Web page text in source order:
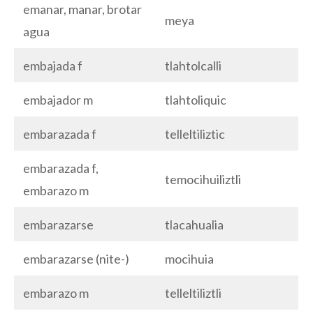
emanar, manar, brotar
agua
meya
embajada f tlahtolcalli
embajador m tlahtoliquic
embarazada f telleltiliztic
embarazada f,
embarazo m
temocihuiliztli
embarazarse tlacahualia
embarazarse (nite-) mocihuia
embarazo m telleltiliztli